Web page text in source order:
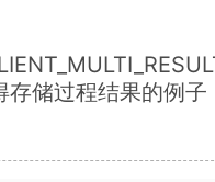
储过程结果的例